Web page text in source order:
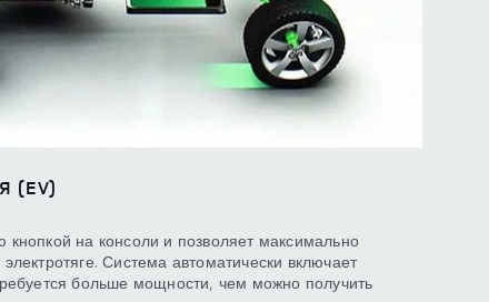
(EV)
на консоли и позволяет максимально
Система автоматически включает
больше мощности, чем можно получить